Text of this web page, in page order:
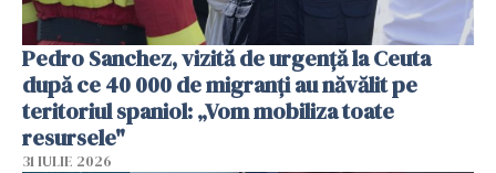
Pedro Sanchez, vizită de urgență la Ceuta
după ce 40 000 de migranți au năvălit pe
teritoriul spaniol: „Vom mobiliza toate
resursele"
31 IULIE 2026